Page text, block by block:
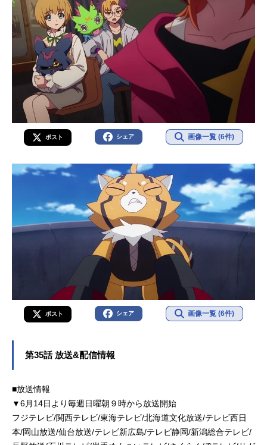
ポスト シェア 画像一覧 (6件)
ポスト シェア 画像一覧 (6件)
第35話 放送&配信情報
■放送情報
▼6月14日より毎週日曜朝９時から放送開始
フジテレビ/関西テレビ/東海テレビ/北海道文化放送/テレビ西日
本/岡山放送/仙台放送/テレビ新広島/テレビ静岡/新潟総合テレビ/